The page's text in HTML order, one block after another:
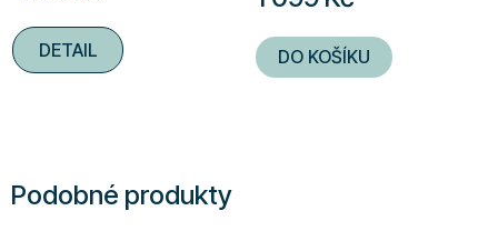
4,8
z
DETAIL DO KOŠÍKU
Podobné produkty